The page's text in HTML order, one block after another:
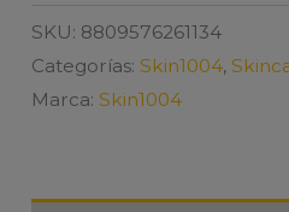
SOOTHING
CREAM
75ml
SKU: 8809576261134
Categorías:Skin1004,
Marca:Skin1004